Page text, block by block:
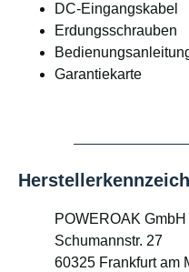
DC-Eingangskabel
Erdungsschrauben
Garantiekarte
POWEROAK GmbH
Schumannstr. 27
60325 Frankfurt am